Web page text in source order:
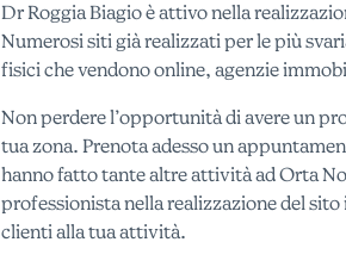
Dr Roggia Biagio è attivo nella
Numerosi siti già realizzati per le più
fisici che vendono online, agenzie
Non perdere l’opportunità di avere un
tua zona. Prenota adesso un
hanno fatto tante altre attività ad Orta
professionista nella realizzazione del
clienti alla tua attività.